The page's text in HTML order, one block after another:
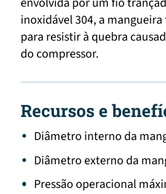
inoxidável 304, a
para resistir à quebra
do compressor.
Recursos e
Diâmetro interno da
Diâmetro externo da
Pressão operacional